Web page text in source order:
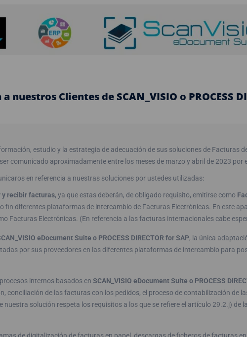
nuestros Clientes de SCAN_VISIO o PROCESS
estudio y la estrategia de adecuación de sus soluciones de Facturas
comunicado aproximadamente entre los meses de marzo y abril de 2023 por
en referencia a nuestras soluciones por ustedes utilizadas:
recibir facturas, ya que estas deberán, de obligado requisito, emitirse como
fin diferentes plataformas de intercambio de Facturas Electrónicas. En este
Facturas Electrónicas. (En referencia a las facturas internacionales cabe
eDocumentSuite o PROCESS DIRECTORforSAP, la única
por sus proveedores en las diferentes plataformas de intercambio para
internos basados en SCAN_VISIO eDocumentSuite o PROCESS
conciliación de las facturas con los pedidos, el proceso de contabilización de
solución respeta los requisitos a los que se refiere el artículo 29.2.j) de